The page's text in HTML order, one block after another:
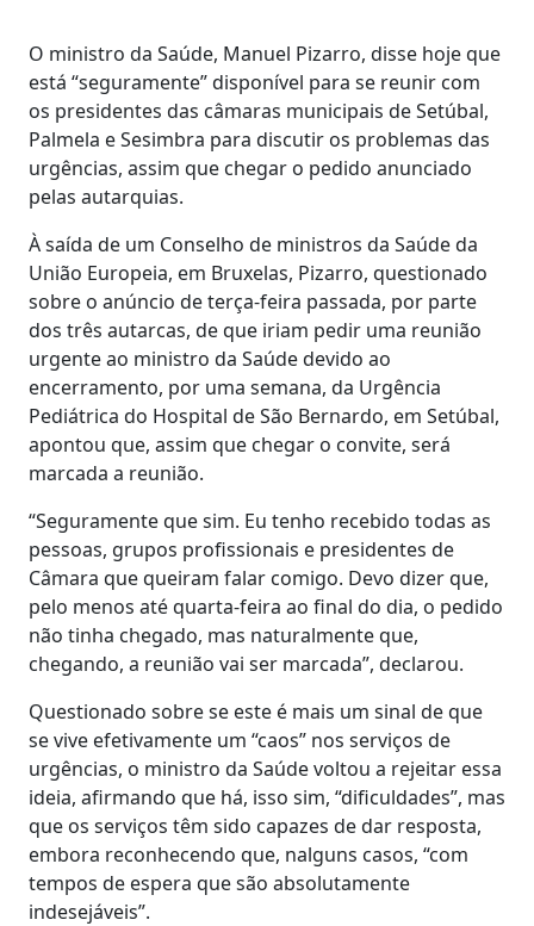
O ministro da Saúde, Manuel Pizarro, disse hoje que
está “seguramente” disponível para se reunir com
os presidentes das câmaras municipais de Setúbal,
Palmela e Sesimbra para discutir os problemas das
urgências, assim que chegar o pedido anunciado
pelas autarquias.
À saída de um Conselho de ministros da Saúde da
União Europeia, em Bruxelas, Pizarro, questionado
sobre o anúncio de terça-feira passada, por parte
dos três autarcas, de que iriam pedir uma reunião
urgente ao ministro da Saúde devido ao
encerramento, por uma semana, da Urgência
Pediátrica do Hospital de São Bernardo, em Setúbal,
apontou que, assim que chegar o convite, será
marcada a reunião.
“Seguramente que sim. Eu tenho recebido todas as
pessoas, grupos profissionais e presidentes de
Câmara que queiram falar comigo. Devo dizer que,
pelo menos até quarta-feira ao final do dia, o pedido
não tinha chegado, mas naturalmente que,
chegando, a reunião vai ser marcada”, declarou.
Questionado sobre se este é mais um sinal de que
se vive efetivamente um “caos” nos serviços de
urgências, o ministro da Saúde voltou a rejeitar essa
ideia, afirmando que há, isso sim, “dificuldades”, mas
que os serviços têm sido capazes de dar resposta,
embora reconhecendo que, nalguns casos, “com
tempos de espera que são absolutamente
indesejáveis”.